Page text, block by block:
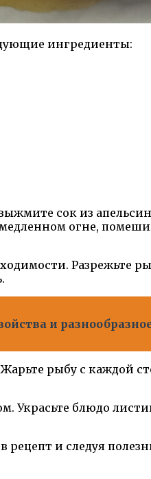
ингредиенты:
сок из
огне,
Разрежьте
и
рыбу с каждой
Украсьте блюдо
и следуя